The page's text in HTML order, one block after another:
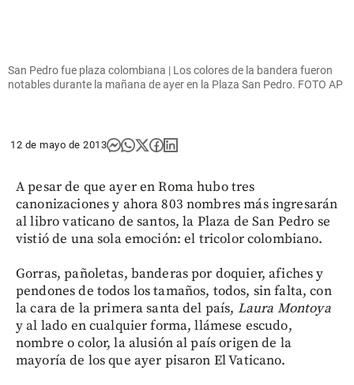
San Pedro fue plaza colombiana | Los colores de la bandera fueron
notables durante la mañana de ayer en la Plaza San Pedro. FOTO AP
12 de mayo de 2013
A pesar de que ayer en Roma hubo tres
canonizaciones y ahora 803 nombres más ingresarán
al libro vaticano de santos, la Plaza de San Pedro se
vistió de una sola emoción: el tricolor colombiano.
Gorras, pañoletas, banderas por doquier, afiches y
pendones de todos los tamaños, todos, sin falta, con
la cara de la primera santa del país, Laura Montoya
y al lado en cualquier forma, llámese escudo,
nombre o color, la alusión al país origen de la
mayoría de los que ayer pisaron El Vaticano.